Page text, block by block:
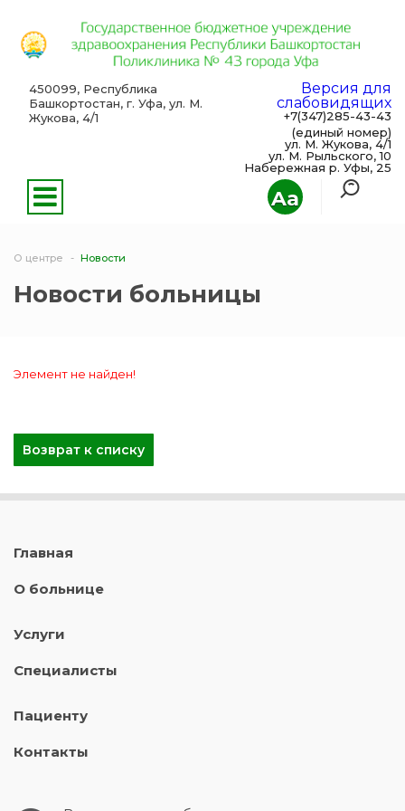
Aa
450099, Республика
Башкортостан, г. Уфа, ул. М.
Жукова, 4/1
Версия для
слабовидящих
+7(347)285-43-43
(единый номер)
ул. М. Жукова, 4/1
ул. М. Рыльского, 10
Набережная р. Уфы, 25
О центре Новости
Новости больницы
Элемент не найден!
Возврат к списку
Главная
О больнице
Услуги
Специалисты
Пациенту
Контакты